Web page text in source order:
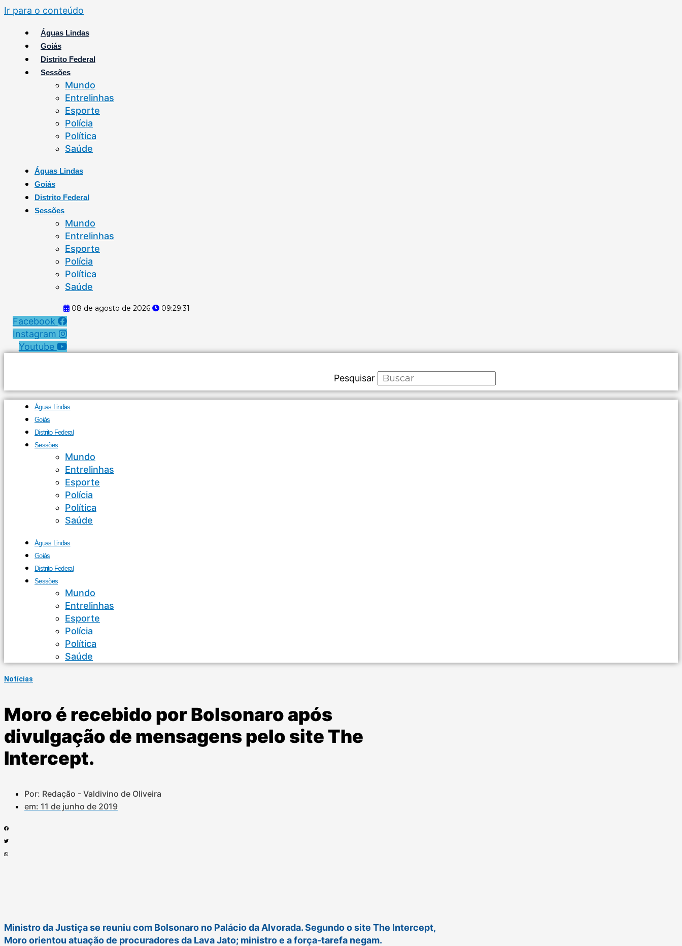
Ir para o conteúdo
Águas Lindas
Goiás
Distrito Federal
Sessões
Mundo
Entrelinhas
Esporte
Polícia
Política
Saúde
Águas Lindas
Goiás
Distrito Federal
Sessões
Mundo
Entrelinhas
Esporte
Polícia
Política
Saúde
08 de agosto de 2026 09:29:32
Facebook
Instagram
Youtube
Pesquisar
Águas Lindas
Goiás
Distrito Federal
Sessões
Mundo
Entrelinhas
Esporte
Polícia
Política
Saúde
Águas Lindas
Goiás
Distrito Federal
Sessões
Mundo
Entrelinhas
Esporte
Polícia
Política
Saúde
Notícias
Moro é recebido por Bolsonaro após
divulgação de mensagens pelo site The
Intercept.
Por: Redação - Valdivino de Oliveira
em: 11 de junho de 2019
Ministro da Justiça se reuniu com Bolsonaro no Palácio da Alvorada. Segundo o site The Intercept,
Moro orientou atuação de procuradores da Lava Jato; ministro e a força-tarefa negam.